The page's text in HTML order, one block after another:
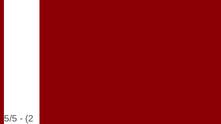
5/5 - (2